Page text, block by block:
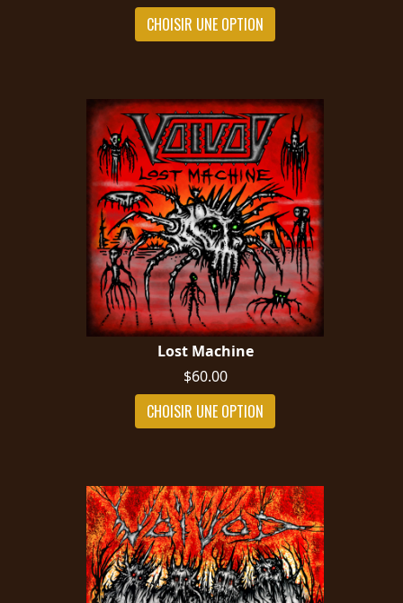
CHOISIR UNE OPTION
Lost Machine
$60.00
CHOISIR UNE OPTION